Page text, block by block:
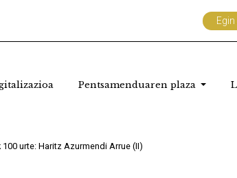
Pentsamenduaren plaza
urte: Haritz Azurmendi Arrue (II)